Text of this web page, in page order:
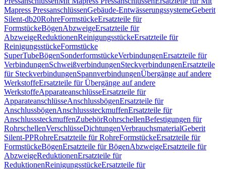
Mapress PressanschlüssenGebäude-EntwässerungssystemeGeberit
Silent-db20RohreFormstückeErsatzteile für
FormstückeBögenAbzweigeErsatzteile für
AbzweigeReduktionenReinigungsstückeErsatzteile für
ReinigungsstückeFormstücke
SuperTubeBögenSonderformstückeVerbindungenErsatzteile für
VerbindungenSchweißverbindungenSteckverbindungenErsatzteile
für SteckverbindungenSpannverbindungenÜbergänge auf andere
WerkstoffeErsatzteile für Übergänge auf andere
WerkstoffeApparateanschlüsseErsatzteile für
ApparateanschlüsseAnschlussbögenErsatzteile für
AnschlussbögenAnschlusssteckmuffenErsatzteile für
AnschlusssteckmuffenZubehörRohrschellenBefestigungen für
RohrschellenVerschlüsseDichtungenVerbrauchsmaterialGeberit
Silent-PPRohreErsatzteile für RohreFormstückeErsatzteile für
FormstückeBögenErsatzteile für BögenAbzweigeErsatzteile für
AbzweigeReduktionenErsatzteile für
ReduktionenReinigungsstückeErsatzteile für